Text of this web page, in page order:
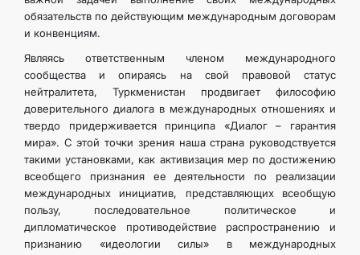
обязательств по действующим международным договорам
и конвенциям.
Являясь ответственным членом международного
сообщества и опираясь на свой правовой статус
нейтралитета, Туркменистан продвигает философию
доверительного диалога в международных отношениях и
твердо придерживается принципа «Диалог – гарантия
мира». С этой точки зрения наша страна руководствуется
такими установками, как активизация мер по достижению
всеобщего признания ее деятельности по реализации
международных инициатив, представляющих всеобщую
пользу, последовательное политическое и
дипломатическое противодействие распространению и
признанию «идеологии силы» в международных